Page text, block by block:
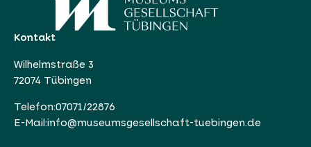
Kontakt
Wilhelmstraße 3
72074 Tübingen
Telefon:07071/22876
E-Mail:info@museumsgesellschaft-tuebingen.de